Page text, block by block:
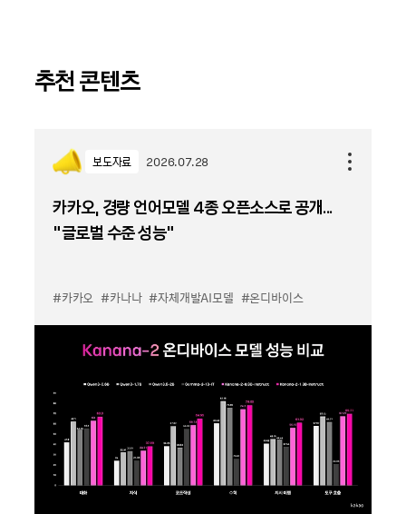
추천 콘텐츠
보도자료 2026.07.28
카카오, 경량 언어모델 4종 오픈소스로 공개...
“글로벌 수준 성능”
#카카오 #카나나 #자체개발AI모델 #온디바이스